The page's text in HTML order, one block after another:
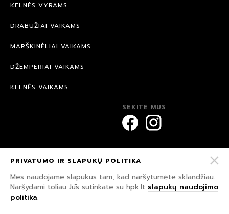
KELNĖS VYRAMS
DRABUŽIAI VAIKAMS
MARŠKINĖLIAI VAIKAMS
DŽEMPERIAI VAIKAMS
KELNĖS VAIKAMS
SEKITE MUS
© 2026 HPK.
VISOS TEISĖS SAUGOMOS.
PRIVATUMO IR SLAPUKŲ POLITIKA
PRIVATUMO IR SLAPUKŲ POLITIKA
Mes naudojame slapukus tam, kad naršytumėte sklandžiau.
Naršydami toliau Jūs sutinkate su hpk.lt slapukų naudojimo
politika.